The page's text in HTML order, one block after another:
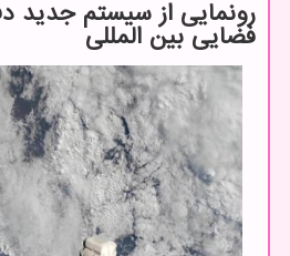
رونمایی از سیستم جدید
فضایی بین المللی